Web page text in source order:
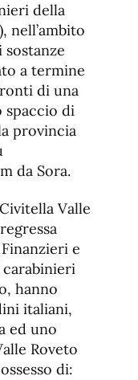
della
nell’ambito
a termine
di una
spaccio di
provincia
da Sora.
Valle
e
carabinieri
hanno
italiani,
ed uno
Roveto
di: